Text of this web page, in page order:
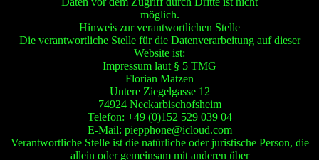
möglich.
Hinweis zur verantwortlichen Stelle
Die verantwortliche Stelle für die Datenverarbeitung auf dieser
Website ist:
Impressum laut § 5 TMG
Florian Matzen
Untere Ziegelgasse 12
74924 Neckarbischofsheim
Telefon: +49 (0)152 529 039 04
E-Mail: piepphone@icloud.com
Verantwortliche Stelle ist die natürliche oder juristische Person, die
allein oder gemeinsam mit anderen über